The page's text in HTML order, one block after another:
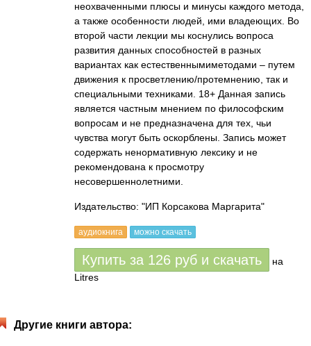
неохваченными плюсы и минусы каждого метода,
а также особенности людей, ими владеющих. Во
второй части лекции мы коснулись вопроса
развития данных способностей в разных
вариантах как естественнымиметодами – путем
движения к просветлению/протемнению, так и
специальными техниками. 18+ Данная запись
является частным мнением по философским
вопросам и не предназначена для тех, чьи
чувства могут быть оскорблены. Запись может
содержать ненормативную лексику и не
рекомендована к просмотру
несовершеннолетними.
Издательство: "ИП Корсакова Маргарита"
аудиокнига можно скачать
Купить за 126 руб и скачать
на
Litres
Другие книги автора: